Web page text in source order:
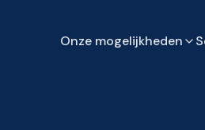
Onze mogelijkheden